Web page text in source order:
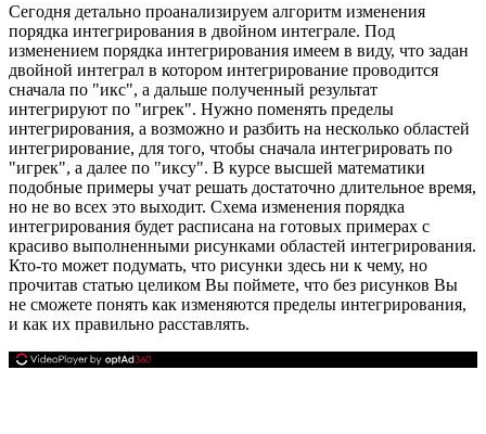
Сегодня детально проанализируем алгоритм изменения
порядка интегрирования в двойном интеграле. Под
изменением порядка интегрирования имеем в виду, что задан
двойной интеграл в котором интегрирование проводится
сначала по "икс", а дальше полученный результат
интегрируют по "игрек". Нужно поменять пределы
интегрирования, а возможно и разбить на несколько областей
интегрирование, для того, чтобы сначала интегрировать по
"игрек", а далее по "иксу". В курсе высшей математики
подобные примеры учат решать достаточно длительное время,
но не во всех это выходит. Схема изменения порядка
интегрирования будет расписана на готовых примерах с
красиво выполненными рисунками областей интегрирования.
Кто-то может подумать, что рисунки здесь ни к чему, но
прочитав статью целиком Вы поймете, что без рисунков Вы
не сможете понять как изменяются пределы интегрирования,
и как их правильно расставлять.